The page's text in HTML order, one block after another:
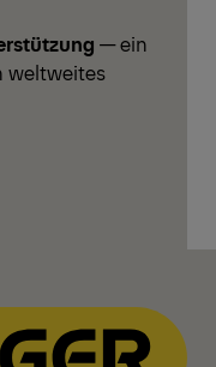
— ein
weltweites